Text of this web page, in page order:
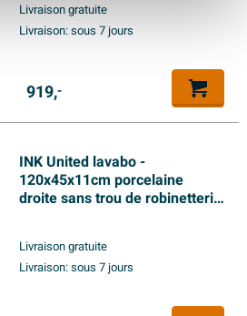
Livraison gratuite
Livraison:sous 7 jours
919,-
INK United lavabo -
120x45x11cm porcelaine
droite sans trou de robinetterie
plein caché - blanc brillant
Livraison gratuite
Livraison:sous 7 jours